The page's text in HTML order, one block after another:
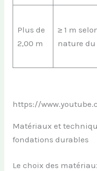
Plus de
2,00 m
≥ 1 m
nature du
https://
Matériaux et
fondations durables
Le choix des